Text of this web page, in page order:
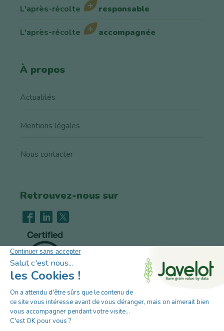
L'après-récolte
responsable
L'après-récolte accompagnée
À propos
Actualités
Mentions légales
Nous contacter
Retrouvez-nous sur
Recrutement